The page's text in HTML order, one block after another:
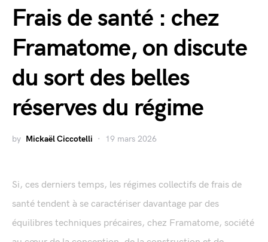
Frais de santé : chez
Framatome, on discute
du sort des belles
réserves du régime
by Mickaël Ciccotelli 19 mars 2026
Si, ces derniers temps, les régimes collectifs de frais de
santé tendent à se caractériser davantage par des
équilibres techniques précaires, chez Framatome, société